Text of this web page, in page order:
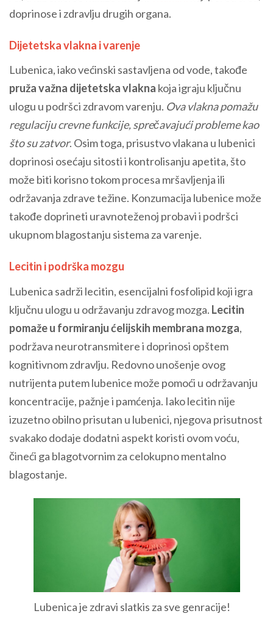
doprinose i zdravlju drugih organa.
Dijetetska vlakna i varenje
Lubenica, iako većinski sastavljena od vode, takođe
pruža važna dijetetska vlakna koja igraju ključnu
ulogu u podršci zdravom varenju. Ova vlakna pomažu
regulaciju crevne funkcije, sprečavajući probleme kao
što su zatvor. Osim toga, prisustvo vlakana u lubenici
doprinosi osećaju sitosti i kontrolisanju apetita, što
može biti korisno tokom procesa mršavljenja ili
održavanja zdrave težine. Konzumacija lubenice može
takođe doprineti uravnoteženoj probavi i podršci
ukupnom blagostanju sistema za varenje.
Lecitin i podrška mozgu
Lubenica sadrži lecitin, esencijalni fosfolipid koji igra
ključnu ulogu u održavanju zdravog mozga. Lecitin
pomaže u formiranju ćelijskih membrana mozga,
podržava neurotransmitere i doprinosi opštem
kognitivnom zdravlju. Redovno unošenje ovog
nutrijenta putem lubenice može pomoći u održavanju
koncentracije, pažnje i pamćenja. Iako lecitin nije
izuzetno obilno prisutan u lubenici, njegova prisutnost
svakako dodaje dodatni aspekt koristi ovom voću,
čineći ga blagotvornim za celokupno mentalno
blagostanje.
Lubenica je zdravi slatkis za sve genracije!